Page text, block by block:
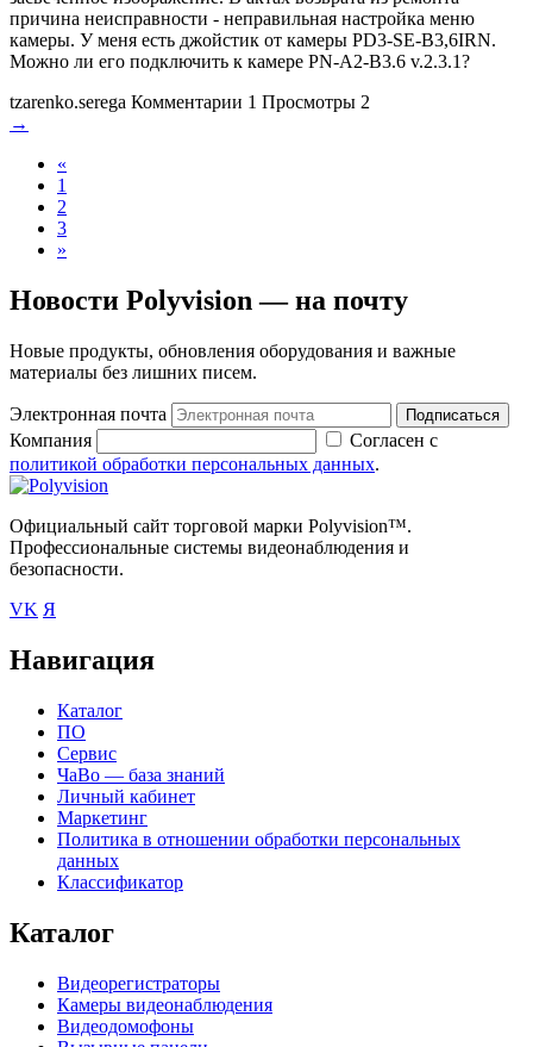
причина неисправности - неправильная настройка меню
камеры. У меня есть джойстик от камеры PD3-SE-B3,6IRN.
Можно ли его подключить к камере PN-A2-B3.6 v.2.3.1?
tzarenko.serega Комментарии 1 Просмотры 2
→
«
1
2
3
»
Новости Polyvision — на почту
Новые продукты, обновления оборудования и важные
материалы без лишних писем.
Электронная почта Подписаться
Компания
Согласен с
политикой обработки персональных данных.
Официальный сайт торговой марки Polyvision™.
Профессиональные системы видеонаблюдения и
безопасности.
VK Я
Навигация
Каталог
ПО
Сервис
ЧаВо — база знаний
Личный кабинет
Маркетинг
Политика в отношении обработки персональных
данных
Классификатор
Каталог
Видеорегистраторы
Камеры видеонаблюдения
Видеодомофоны